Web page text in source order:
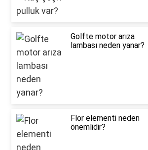
Golfte motor arıza
lambası neden yanar?
Flor elementi neden
önemlidir?